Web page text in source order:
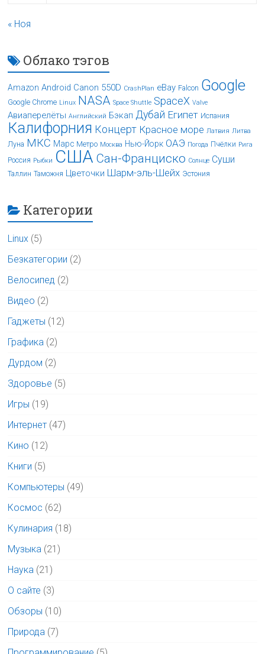
« Ноя
Облако тэгов
Amazon Android Canon 550D CrashPlan eBay Falcon Google
Google Chrome Linux NASA Space Shuttle SpaceX Valve
Авиаперелёты Английский Бэкап Дубай Египет Испания
Калифорния Концерт Красное море Латвия Литва
Луна МКС Марс Метро Москва Нью-Йорк ОАЭ Погода Пчёлки Рига
Россия Рыбки США Сан-Франциско Солнце Суши
Таллин Таможня Цветочки Шарм-эль-Шейх Эстония
Категории
Linux (5)
Безкатегории (2)
Велосипед (2)
Видео (2)
Гаджеты (12)
Графика (2)
Дурдом (2)
Здоровье (5)
Игры (19)
Интернет (47)
Кино (12)
Книги (5)
Компьютеры (49)
Космос (62)
Кулинария (18)
Музыка (21)
Наука (21)
О сайте (3)
Обзоры (10)
Природа (7)